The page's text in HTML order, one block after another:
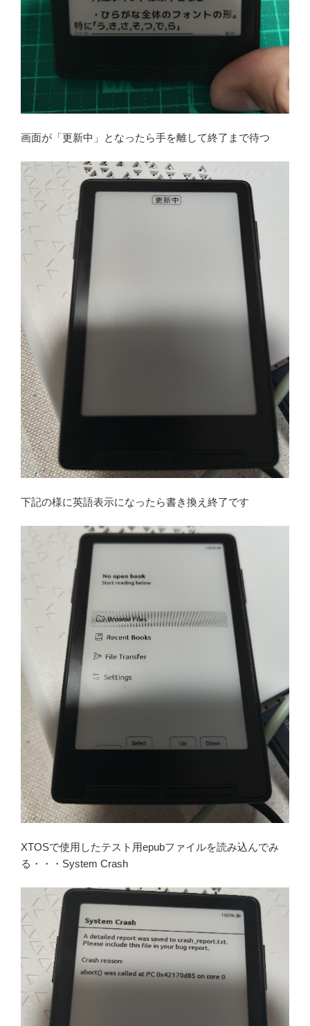
画面が「更新中」となったら手を離して終了まで待つ
下記の様に英語表示になったら書き換え終了です
XTOSで使用したテスト用epubファイルを読み込んでみ
る・・・System Crash